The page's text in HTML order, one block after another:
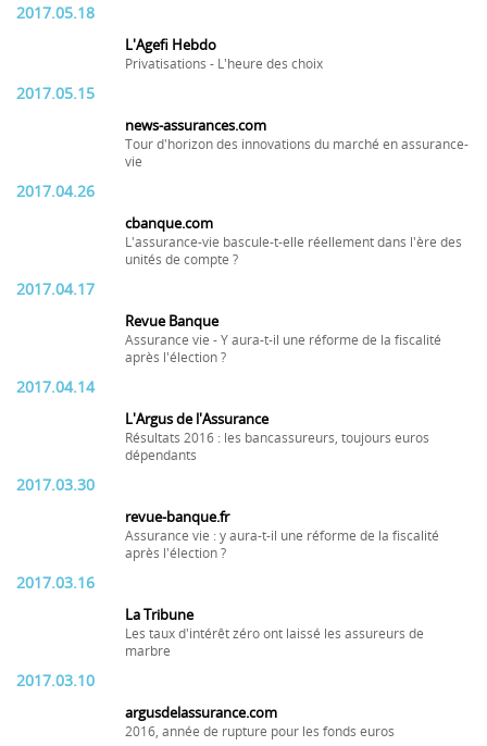
2017.05.18
L'Agefi Hebdo
Privatisations - L'heure des choix
2017.05.15
news-assurances.com
Tour d'horizon des innovations du marché en assurance-
vie
2017.04.26
cbanque.com
L'assurance-vie bascule-t-elle réellement dans l'ère des
unités de compte ?
2017.04.17
Revue Banque
Assurance vie - Y aura-t-il une réforme de la fiscalité
après l'élection ?
2017.04.14
L'Argus de l'Assurance
Résultats 2016 : les bancassureurs, toujours euros
dépendants
2017.03.30
revue-banque.fr
Assurance vie : y aura-t-il une réforme de la fiscalité
après l'élection ?
2017.03.16
La Tribune
Les taux d'intérêt zéro ont laissé les assureurs de
marbre
2017.03.10
argusdelassurance.com
2016, année de rupture pour les fonds euros